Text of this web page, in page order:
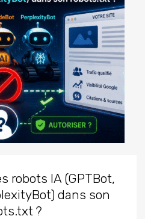
robots IA (GPTBot,
dans son
?